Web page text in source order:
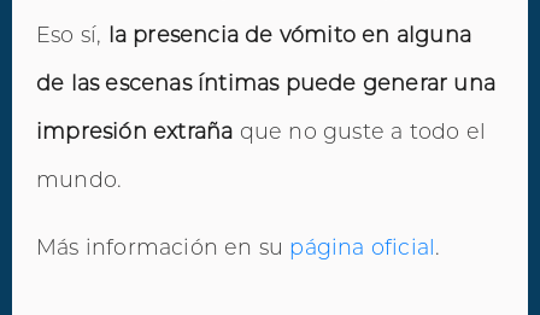
Eso sí, la presencia de vómito en alguna
de las escenas íntimas puede generar una
impresión extraña que no guste a todo el
mundo.
Más información en su página oficial.